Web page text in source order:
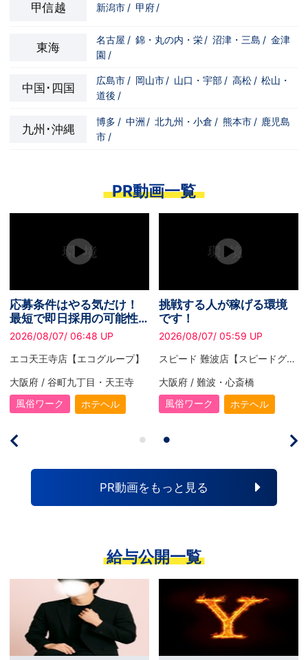
甲信越 新潟市 / 甲府 /
東海
名古屋 / 錦・丸の内・栄 / 沼津・三島 / 金津
園 /
中国･四国
広島市 / 岡山市 / 山口・宇部 / 高松 / 松山・
道後 /
九州･沖縄
博多 / 中洲 / 北九州・小倉 / 熊本市 / 鹿児島
市 /
PR動画一覧
募条件はやる気だけ！
短で即日採用の可能性
り✧08/07/ 06:48 UP
コ天王寺店【エコグループ】
阪府 / 谷町九丁目・天王寺
風俗ワーク
ホテヘル
挑戦する人が稼げる環境
です！
2026/08/07/ 05:59 UP
スピード 難波店【スピードグループ】
大阪府 / 難波・心斎橋
風俗ワーク
ホテヘル
PR動画をもっと見る
給与公開一覧